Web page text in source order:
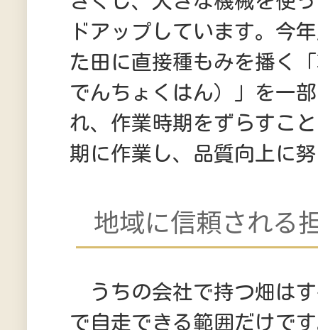
ドアップしています。今
た田に直接種もみを播く
でんちょくはん）」を一
れ、作業時期をずらすこ
期に作業し、品質向上に
地域に信頼される
うちの会社で持つ畑は
で自走できる範囲だけで